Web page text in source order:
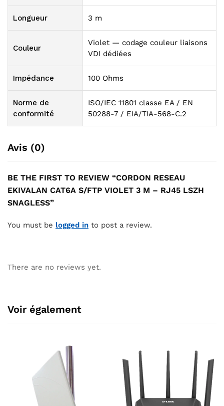
Longueur 3 m
Couleur
Violet — codage couleur liaisons
VDI dédiées
Impédance 100 Ohms
Norme de
conformité
ISO/IEC 11801 classe EA / EN
50288-7 / EIA/TIA-568-C.2
Avis (0)
BE THE FIRST TO REVIEW “CORDON RESEAU
EKIVALAN CAT6A S/FTP VIOLET 3 M – RJ45 LSZH
SNAGLESS”
You must be logged in to post a review.
There are no reviews yet.
Voir également